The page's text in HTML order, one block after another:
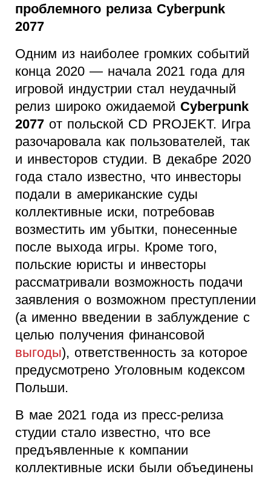
проблемного релиза Cyberpunk
2077
Одним из наиболее громких событий
конца 2020 — начала 2021 года для
игровой индустрии стал неудачный
релиз широко ожидаемой Cyberpunk
2077 от польской CD PROJEKT. Игра
разочаровала как пользователей, так
и инвесторов студии. В декабре 2020
года стало известно, что инвесторы
подали в американские суды
коллективные иски, потребовав
возместить им убытки, понесенные
после выхода игры. Кроме того,
польские юристы и инвесторы
рассматривали возможность подачи
заявления о возможном преступлении
(а именно введении в заблуждение с
целью получения финансовой
выгоды), ответственность за которое
предусмотрено Уголовным кодексом
Польши.
В мае 2021 года из пресс-релиза
студии стало известно, что все
предъявленные к компании
коллективные иски были объединены